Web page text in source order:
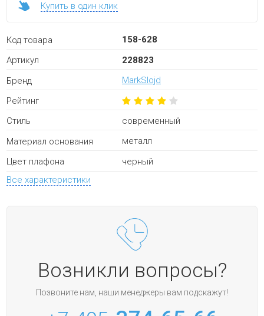
Купить в один клик
Код товара
158-628
Артикул
228823
Бренд
MarkSlojd
Рейтинг
Стиль
современный
Материал основания
металл
Цвет плафона
черный
Все характеристики
Возникли вопросы?
Позвоните нам, наши менеджеры вам подскажут!